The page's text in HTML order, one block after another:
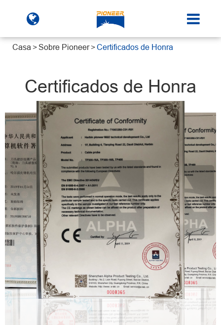
Casa Sobre Pioneer Certificados de Honra
Certificados de Honra